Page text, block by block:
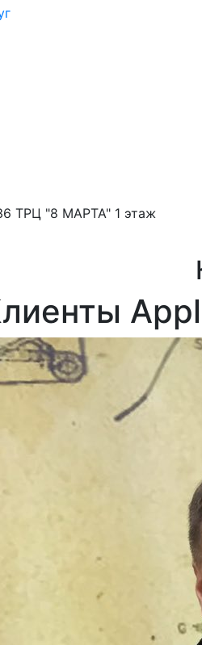
ТРЦ "8 МАРТА" 1 этаж